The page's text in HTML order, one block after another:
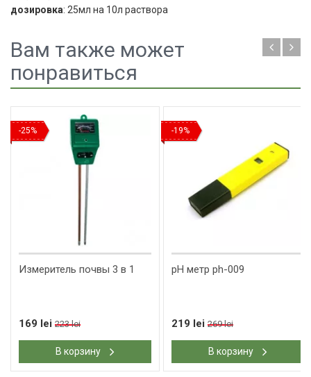
дозировка: 25мл на 10л раствора
Вам также может
понравиться
-25%
Измеритель почвы 3 в 1
169 lei 223 lei
В корзину
-19%
pH метр ph-009
219 lei 269 lei
В корзину